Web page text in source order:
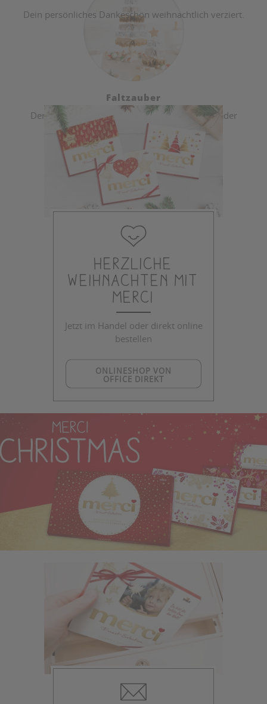
Dein persönliches Dankeschön weihnachtlich verziert.
Faltzauber
Der gebastelte Tannenbaum ist das Highlight jeder
weihnachtlichen Tischdekoration.
Herzliche
Weihnachten mit
merci
Jetzt im Handel oder direkt online
bestellen
ONLINESHOP VON
OFFICE DIREKT